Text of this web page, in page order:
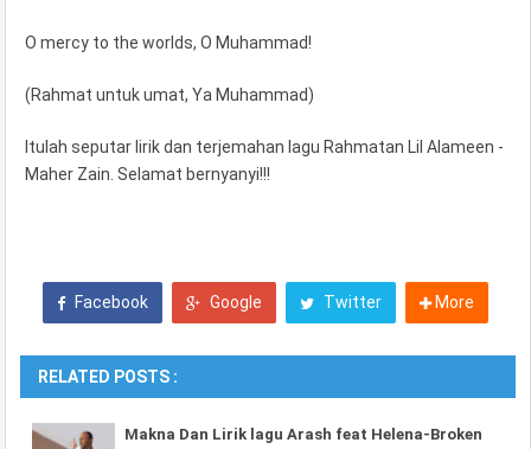
O mercy to the worlds, O Muhammad!
(Rahmat untuk umat, Ya Muhammad)
Itulah seputar lirik dan terjemahan lagu Rahmatan Lil Alameen -
Maher Zain. Selamat bernyanyi!!!
Facebook Google Twitter More
RELATED POSTS :
Makna Dan Lirik lagu Arash feat Helena-Broken